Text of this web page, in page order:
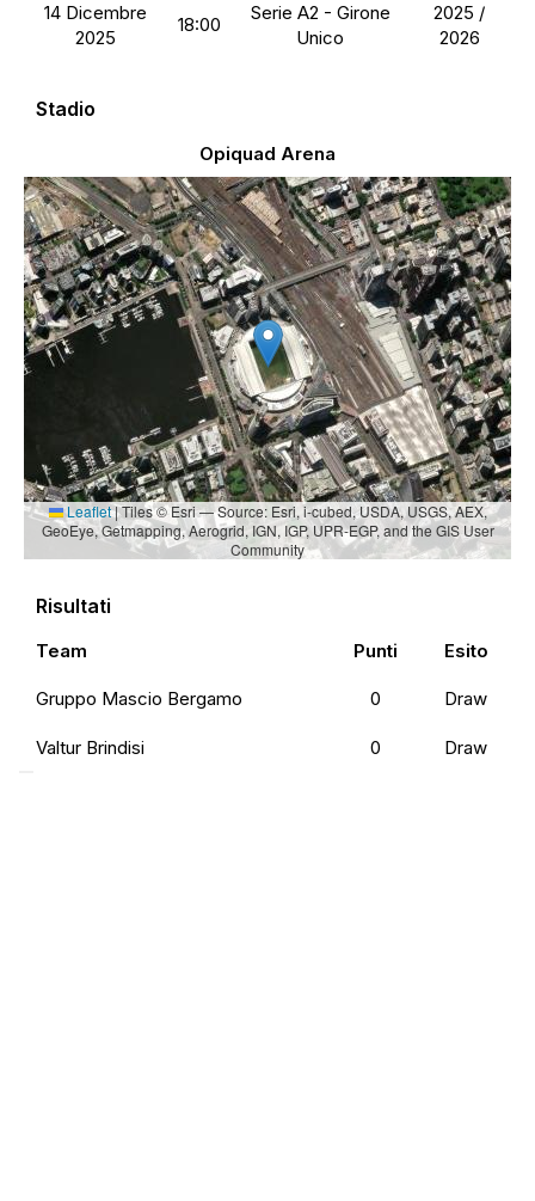
14 Dicembre
2025
18:00
Serie A2 - Girone
Unico
2025 /
2026
Stadio
Opiquad Arena
Leaflet|Tiles © Esri — Source: Esri, i-cubed, USDA, USGS, AEX,
GeoEye, Getmapping, Aerogrid, IGN, IGP, UPR-EGP, and the GIS User
Community
Risultati
Team Punti Esito
Gruppo Mascio Bergamo 0 Draw
Valtur Brindisi 0 Draw